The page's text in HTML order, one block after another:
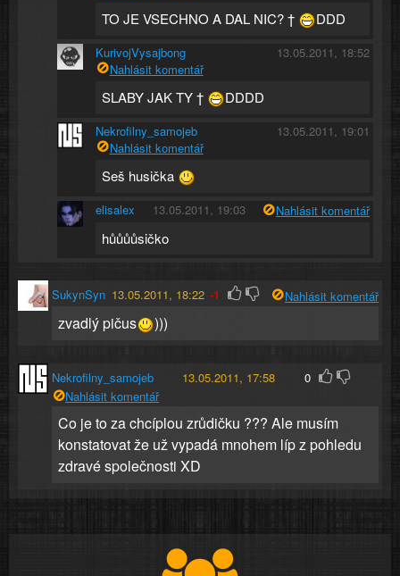
TO JE VSECHNO A DAL NIC? † DDD
KurivojVysajbong
13.05.2011, 18:52
Nahlásit komentář
SLABY JAK TY † DDDD
Nekrofilny_samojeb
13.05.2011, 19:01
Nahlásit komentář
Seš husička
elisalex 13.05.2011, 19:03 Nahlásit komentář
hůůůůsičko
SukynSyn 13.05.2011, 18:22 -1 Nahlásit komentář
zvadlý pičus )))
Nekrofilny_samojeb 13.05.2011, 17:58
0
Nahlásit komentář
Co je to za chcíplou zrůdičku ??? Ale musím
konstatovat že už vypadá mnohem líp z pohledu
zdravé společnosti XD